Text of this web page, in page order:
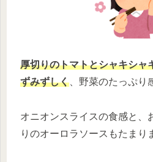
厚切りのトマトとシャキシャ
ずみずしく 、野菜のたっぷり
オニオンスライスの食感と、
りのオーロラソースもたま